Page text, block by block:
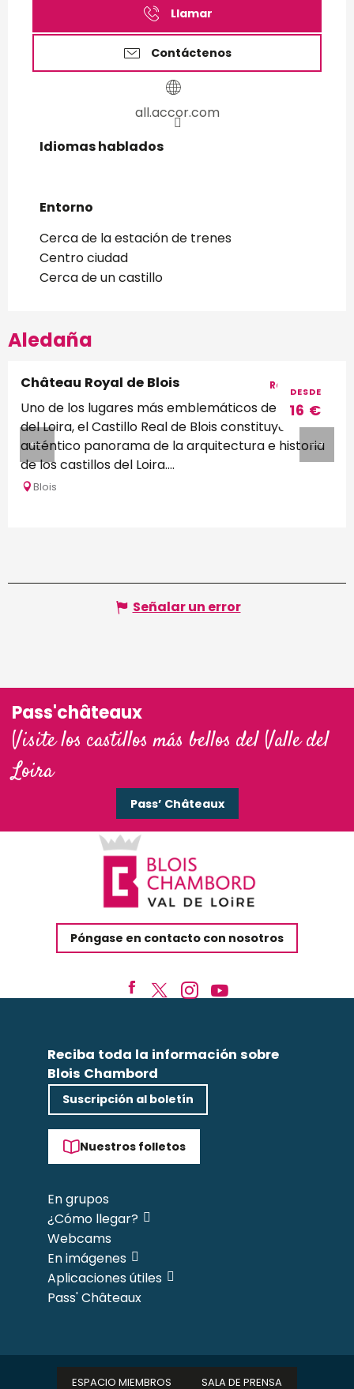
Llamar
Contáctenos
all.accor.com
Idiomas hablados
Idiomas hablados
Entorno
Entorno
Cerca de la estación de trenes
Centro ciudad
Cerca de un castillo
Aledaña
DESDE
16 €
Château Royal de Blois
Uno de los lugares más emblemáticos del Valle
del Loira, el Castillo Real de Blois constituye un
auténtico panorama de la arquitectura e historia
de los castillos del Loira....
Blois
Reservable
Señalar un error
Pass'châteaux
Visite los castillos más bellos del Valle del
Loira
Pass’ Châteaux
Póngase en contacto con nosotros
Reciba toda la información sobre
Blois Chambord
Suscripción al boletín
Nuestros folletos
En grupos
¿Cómo llegar?
Webcams
En imágenes
Aplicaciones útiles
Pass' Châteaux
ESPACIO MIEMBROS SALA DE PRENSA